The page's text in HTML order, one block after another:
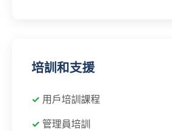
培訓和支援
用戶培訓課程
管理員培訓